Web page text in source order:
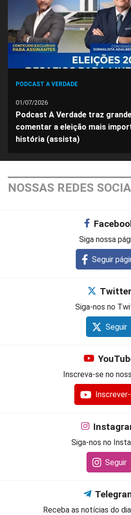
PODCAST A VERDADE
01/07/2026
Podcast A Verdade traz
comentar a eleição mais
história (assista)
NOSSAS REDES
Siga nossa
Seguir
Twitter
Siga-nos no
Seguir
Inscreva-se no
Siga-nos no
Seguir
Receba as notícias do